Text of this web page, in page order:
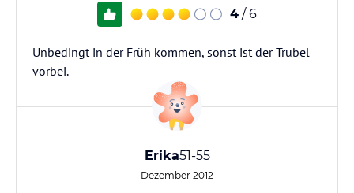
4 / 6
Unbedingt in der Früh kommen, sonst ist der Trubel
vorbei.
Erika51-55
Dezember 2012